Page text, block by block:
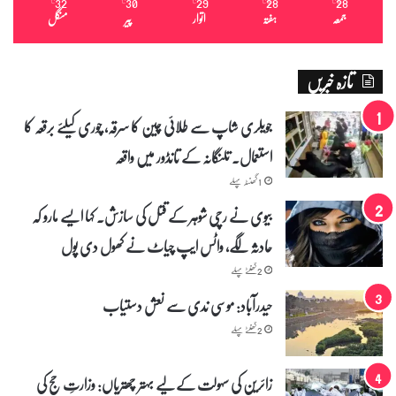
جمعہ ہفتہ اتوار پیر منگل
تازہ خبریں
جویلری شاپ سے طلائی چین کا سرقہ، چوری کیلئے برقعہ کا
استعمال۔ تلنگانہ کے تانڈور میں واقعہ
1 گھنٹہ پہلے
بیوی نے رچی شوہر کے قتل کی سازش۔ کہا ایسے مارو کہ
حادثہ لگے، واٹس ایپ چیاٹ نے کھول دی پول
2 گھنٹے پہلے
حیدرآباد: موسی ندی سے نعش دستیاب
2 گھنٹے پہلے
زائرین کی سہولت کے لیے بہتر چھتریاں: وزارتِ حج کی